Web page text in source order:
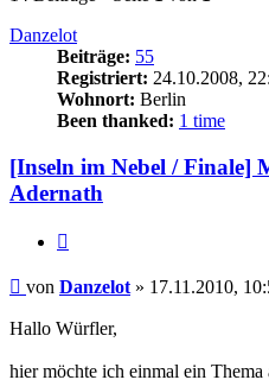
Danzelot
Beiträge: 55
Registriert: 24.10.2008,
Wohnort: Berlin
Been thanked: 1 time
[Inseln im Nebel / Finale]
Adernath
Beitrag
von Danzelot » 17.11.2010,
Hallo Würfler,
hier möchte ich einmal ein Thema